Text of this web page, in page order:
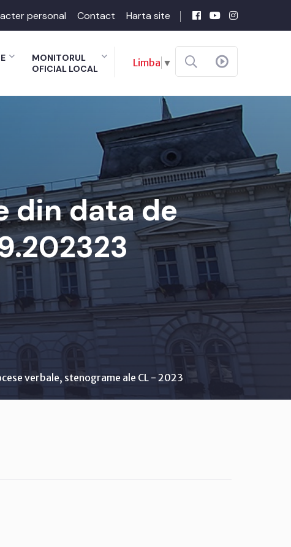
personal Contact Harta site
MONITORUL
OFICIAL LOCAL
Limba ▼
din data de
verbale, stenograme ale CL - 2023